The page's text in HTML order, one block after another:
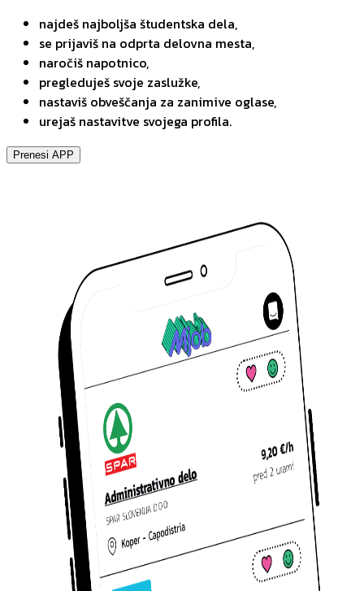
najdeš najboljša študentska dela,
se prijaviš na odprta delovna mesta,
naročiš napotnico,
pregleduješ svoje zaslužke,
nastaviš obveščanja za zanimive oglase,
urejaš nastavitve svojega profila.
Prenesi APP